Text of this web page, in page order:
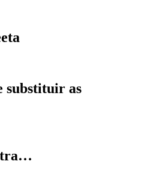
substituir as